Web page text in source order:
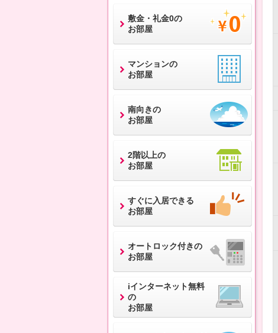
敷金・礼金0の
お部屋
マンションの
お部屋
南向きの
お部屋
2階以上の
お部屋
すぐに入居できる
お部屋
オートロック付きの
お部屋
iインターネット無料
の
お部屋